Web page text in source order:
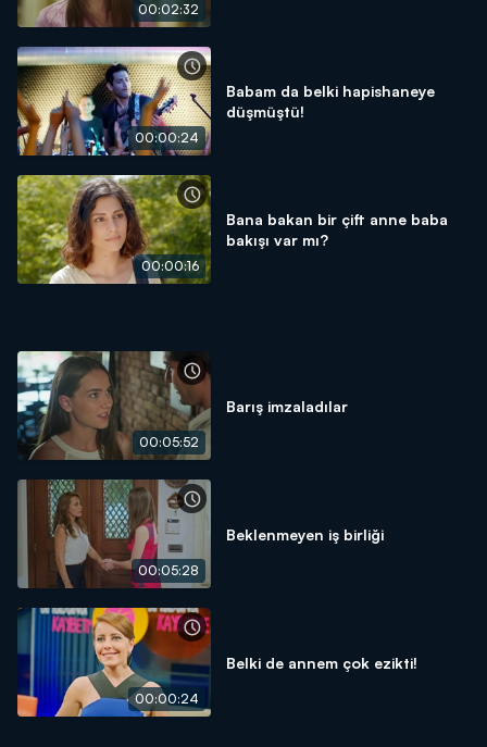
00:02:32
00:00:24
Babam da belki hapishaneye
düşmüştü!
00:00:16
Bana bakan bir çift anne baba
bakışı var mı?
00:05:52
Barış imzaladılar
00:05:28
Beklenmeyen iş birliği
00:00:24
Belki de annem çok ezikti!